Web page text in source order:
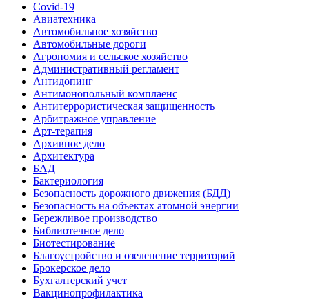
Covid-19
Авиатехника
Автомобильное хозяйство
Автомобильные дороги
Агрономия и сельское хозяйство
Административный регламент
Антидопинг
Антимонопольный комплаенс
Антитеррористическая защищенность
Арбитражное управление
Арт-терапия
Архивное дело
Архитектура
БАД
Бактериология
Безопасность дорожного движения (БДД)
Безопасность на объектах атомной энергии
Бережливое производство
Библиотечное дело
Биотестирование
Благоустройство и озеленение территорий
Брокерское дело
Бухгалтерский учет
Вакцинопрофилактика